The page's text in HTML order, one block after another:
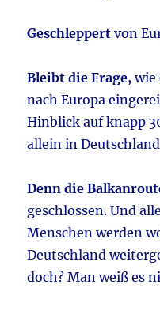
Geschleppert von
Bleibt die Frage,wie
nach Europa
Hinblick auf knapp
allein in
Denn die
geschlossen. Und
Menschen werden
Deutschland
doch? Man weiß es